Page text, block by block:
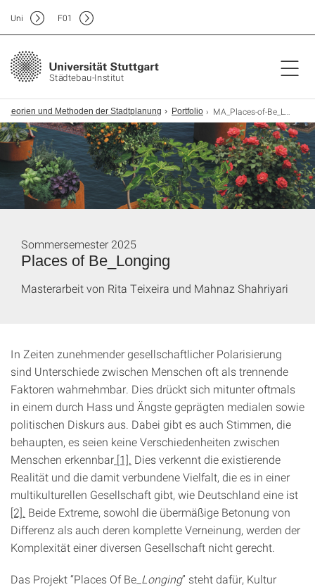
Städtebau-Institut
Uni F01
Theorien und Methoden der Stadtplanung Portfolio MA_Places-of-Be_Longing
Places of Be_Longing
Sommersemester 2025
Masterarbeit von Rita Teixeira und Mahnaz Shahriyari
In Zeiten zunehmender gesellschaftlicher Polarisierung
sind Unterschiede zwischen Menschen oft als trennende
Faktoren wahr­nehmbar. Dies drückt sich mitunter oftmals
in einem durch Hass und Ängste geprägten medialen sowie
politischen Diskurs aus. Dabei gibt es auch Stimmen, die
behaupten, es seien keine Verschiedenheiten zwischen
Menschen erkennbar [1]. Dies verkennt die existierende
Realität und die damit verbun­dene Vielfalt, die es in einer
multikulturellen Gesellschaft gibt, wie Deutschland eine ist
[2]. Beide Extreme, sowohl die übermäßige Betonung von
Differenz als auch deren kom­plette Verneinung, werden der
Komplexität einer diversen Gesellschaft nicht gerecht.
Das Projekt “Places Of Be_ Longing” steht dafür, Kultur